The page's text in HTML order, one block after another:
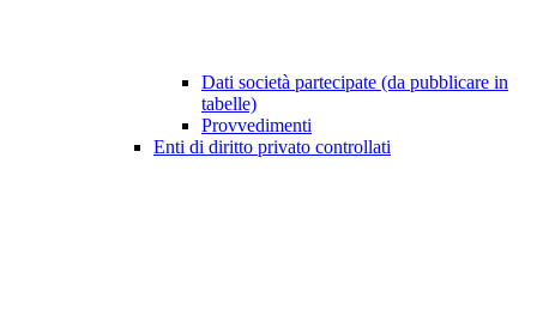
Dati società partecipate (da pubblicare in
tabelle)
Provvedimenti
Enti di diritto privato controllati